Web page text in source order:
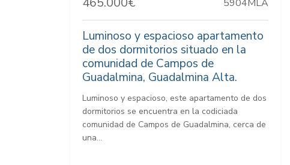
5904MLA
Luminoso y espacioso apartamento
de dos dormitorios situado en la
comunidad de Campos de
Guadalmina, Guadalmina Alta.
Luminoso y espacioso, este apartamento de dos
dormitorios se encuentra en la codiciada
comunidad de Campos de Guadalmina, cerca de
una...